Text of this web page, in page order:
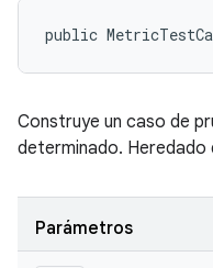
public
Construye un caso de
determinado.
Parámetros